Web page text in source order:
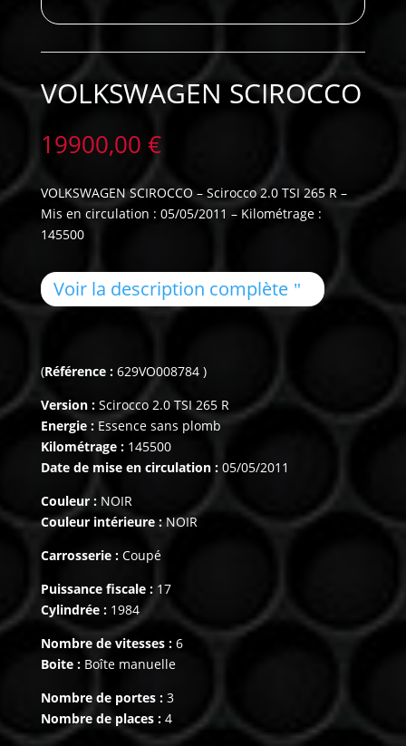
VOLKSWAGEN SCIROCCO
19900,00 €
VOLKSWAGEN SCIROCCO – Scirocco 2.0 TSI 265 R –
Mis en circulation : 05/05/2011 – Kilométrage :
145500
Voir la description complète
(Référence : 629VO008784 )
Version :Scirocco 2.0 TSI 265 R
Energie :Essence sans plomb
Kilométrage :145500
Date de mise en circulation :05/05/2011
Couleur :NOIR
Couleur intérieure :NOIR
Carrosserie :Coupé
Puissance fiscale :17
Cylindrée :1984
Nombre de vitesses :6
Boite :Boîte manuelle
Nombre de portes : 3
Nombre de places :4